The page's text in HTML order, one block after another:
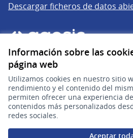
Información sobre las
página web
Utilizamos cookies en nuestro sitio
rendimiento y el contenido del
permiten ofrecer una experiencia
contenidos más personalizados
redes sociales.
Aceptar
Descargar ficheros de datos
gub.uy
Sitio oficial de la República